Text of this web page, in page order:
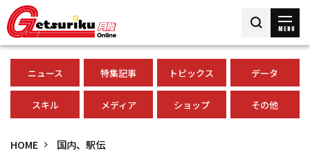
MENU
ニュース 特集記事 トピックス データ
スキル メディア ショップ その他
HOME 国内、駅伝